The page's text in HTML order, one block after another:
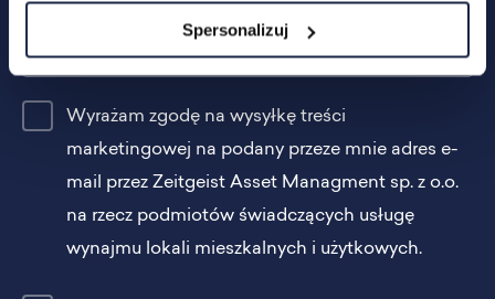
Spersonalizuj
Wyrażam zgodę na wysyłkę treści
marketingowej na podany przeze mnie adres e-
mail przez Zeitgeist Asset Managment sp. z o.o.
na rzecz podmiotów świadczących usługę
wynajmu lokali mieszkalnych i użytkowych.